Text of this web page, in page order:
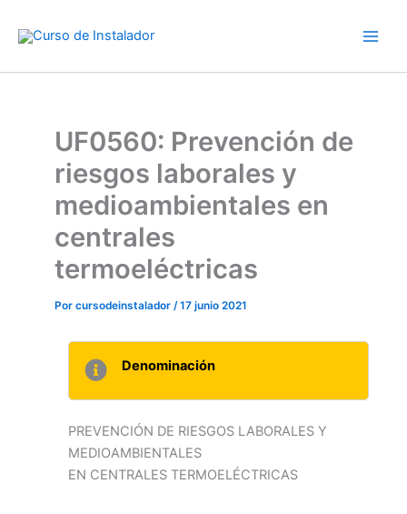
UF0560: Prevención de
riesgos laborales y
medioambientales en
centrales
termoeléctricas
Por cursodeinstalador /17 junio 2021
Denominación
PREVENCIÓN DE RIESGOS LABORALES Y
MEDIOAMBIENTALES
EN CENTRALES TERMOELÉCTRICAS